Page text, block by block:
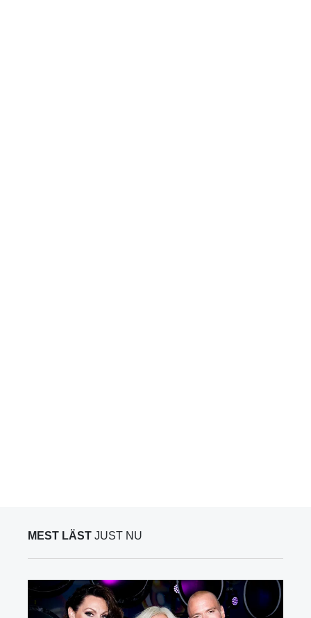
MEST LÄST JUST NU